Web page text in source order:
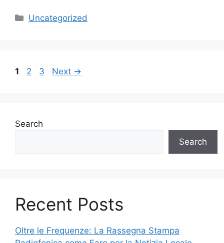
Categories
Uncategorized
Page
1 Page
2 Page
3 Next →
Search
Search
Recent Posts
Oltre le Frequenze: La Rassegna Stampa